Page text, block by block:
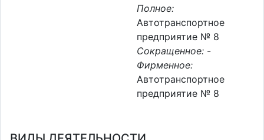
Полное:
Автотранспортное
предприятие № 8
Сокращенное: -
Фирменное:
Автотранспортное
предприятие № 8